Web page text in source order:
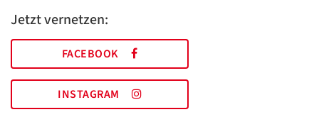
Jetzt vernetzen:
FACEBOOK
INSTAGRAM